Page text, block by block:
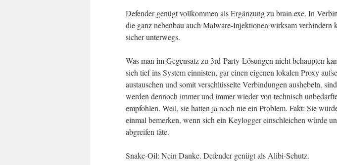
Defender genügt vollkommen als Ergänzung zu brain.exe. In
die ganz nebenbau auch Malware-Injektionen wirksam verhindern
sicher unterwegs.
Was man im Gegensatz zu 3rd-Party-Lösungen nicht behaupten
sich tief ins System einnisten, gar einen eigenen lokalen Proxy
austauschen und somit verschlüsselte Verbindungen aushebeln,
werden dennoch immer und immer wieder von technisch
empfohlen. Weil, sie hatten ja noch nie ein Problem. Fakt: Sie
einmal bemerken, wenn sich ein Keylogger einschleichen würde
abgreifen täte.
Snake-Oil: Nein Danke. Defender genügt als Alibi-Schutz.